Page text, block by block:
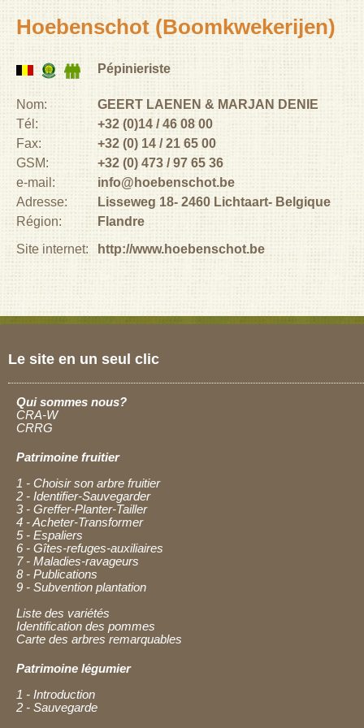
Hoebenschot (Boomkwekerijen)
Pépinieriste
Nom:
GEERT LAENEN & MARJAN DENIE
Tél:
+32 (0)14 / 46 08 00
Fax:
+32 (0) 14 / 21 65 00
GSM:
+32 (0) 473 / 97 65 36
e-mail:
info@hoebenschot.be
Adresse:
Lisseweg 18 2460 Lichtaart
Belgique
Région:
Flandre
Site internet:
http://www.hoebenschot.be
Le site en un seul clic
Qui sommes nous?
CRA-W
CRRG
Patrimoine fruitier
1 - Choisir son arbre fruitier
2 - Identifier-Sauvegarder
3 - Greffer-Planter-Tailler
4 - Acheter-Transformer
5 - Espaliers
6 - Gîtes-refuges-auxiliaires
7 - Maladies-ravageurs
8 - Publications
9 - Subvention plantation
Liste des variétés
Identification des pommes
Carte des arbres remarquables
Patrimoine légumier
1 - Introduction
2 - Sauvegarde